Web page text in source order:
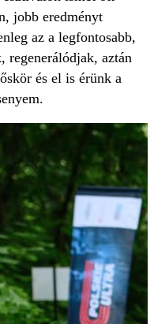
jobb eredményt
az a legfontosabb,
regenerálódjak, aztán
és el is érünk a